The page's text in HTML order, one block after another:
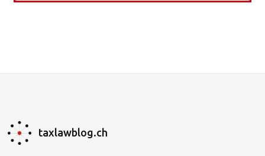
taxlawblog.ch